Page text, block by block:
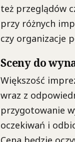
też przeglądów
przy różnych
czy organizacje
Sceny do
Większość
wraz z
przygotowanie
oczekiwań i